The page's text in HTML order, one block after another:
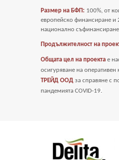
Размер на БФП: 100%, от
европейско финансиране и
национално
Продължителност на
Общата цел на проекта е
осигуряване на оперативен
ТРЕЙД ООД за справяне с
пандемията COVID-19.